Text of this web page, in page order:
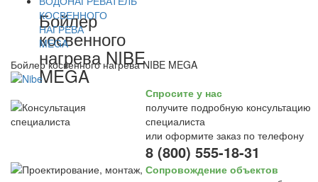
Бойлер
косвенного
нагрева NIBE
MEGA
Бойлер косвенного нагрева NIBE MEGA
Спросите у нас
получите подробную консультацию
специалиста
или оформите заказ по телефону
8 (800) 555-18-31
Сопровождение объектов